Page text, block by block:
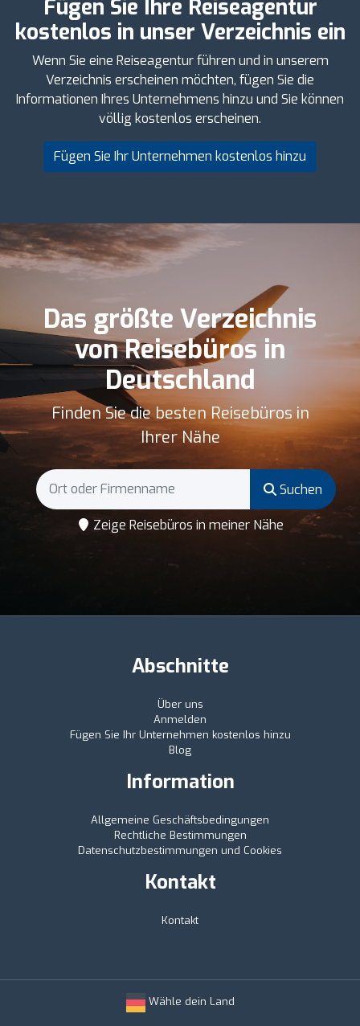
Fügen Sie Ihre Reiseagentur
kostenlos in unser Verzeichnis ein
Wenn Sie eine Reiseagentur führen und in unserem
Verzeichnis erscheinen möchten, fügen Sie die
Informationen Ihres Unternehmens hinzu und Sie können
völlig kostenlos erscheinen.
Fügen Sie Ihr Unternehmen kostenlos hinzu
Das größte Verzeichnis
von Reisebüros in
Deutschland
Finden Sie die besten Reisebüros in
Ihrer Nähe
Suchen
Zeige Reisebüros in meiner Nähe
Abschnitte
Über uns
Anmelden
Fügen Sie Ihr Unternehmen kostenlos hinzu
Blog
Information
Allgemeine Geschäftsbedingungen
Rechtliche Bestimmungen
Datenschutzbestimmungen und Cookies
Kontakt
Kontakt
Wähle dein Land